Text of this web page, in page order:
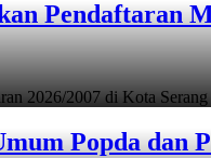
Pendaftaran
2026/2007 di Kota
Popda dan